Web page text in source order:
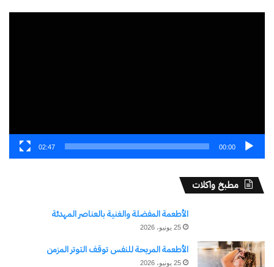
00:00
02:47
مطبخ واكلات
الأطعمة المفضلة والغنية بالعناصر المهدئة
25 يونيو، 2026
الأطعمة المريحة للنفس توقف التوتر المزمن
25 يونيو، 2026